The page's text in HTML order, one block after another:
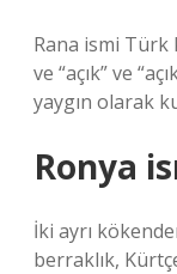
Rana ismi
ve “açık” ve
yaygın olarak
Ronya
İki ayrı
berraklık,